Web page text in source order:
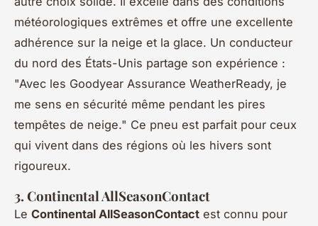
météorologiques extrêmes et offre une excellente
adhérence sur la neige et la glace. Un conducteur
du nord des États-Unis partage son expérience :
"Avec les Goodyear Assurance WeatherReady, je
me sens en sécurité même pendant les pires
tempêtes de neige." Ce pneu est parfait pour ceux
qui vivent dans des régions où les hivers sont
rigoureux.
3. Continental AllSeasonContact
Le Continental AllSeasonContact est connu pour